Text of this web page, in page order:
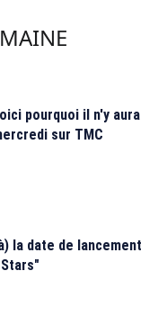
pourquoi il n'y aura
sur TMC
la date de lancement